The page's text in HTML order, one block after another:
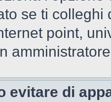
se ti
point,
evitare di